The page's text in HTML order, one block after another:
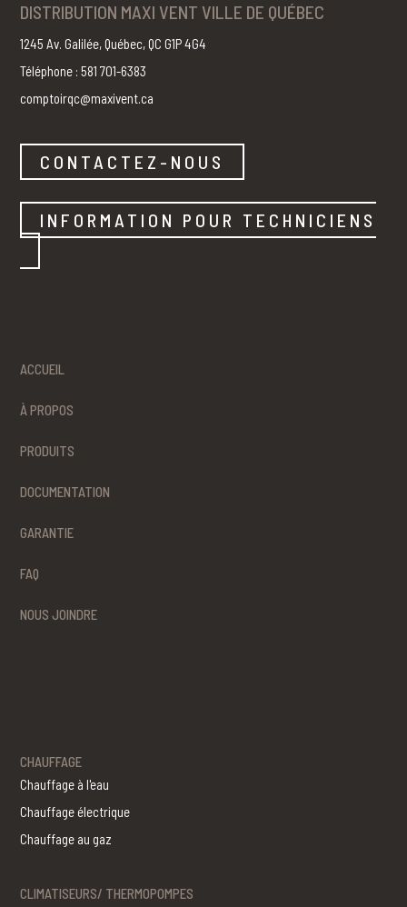
DISTRIBUTION MAXI VENT VILLE DE QUÉBEC
1245 Av. Galilée, Québec, QC G1P 4G4
Téléphone : 581 701-6383
comptoirqc@maxivent.ca
CONTACTEZ-NOUS
INFORMATION POUR TECHNICIENS
ACCUEIL
À PROPOS
PRODUITS
DOCUMENTATION
GARANTIE
FAQ
NOUS JOINDRE
CHAUFFAGE
Chauffage à l'eau
Chauffage électrique
Chauffage au gaz
CLIMATISEURS/ THERMOPOMPES